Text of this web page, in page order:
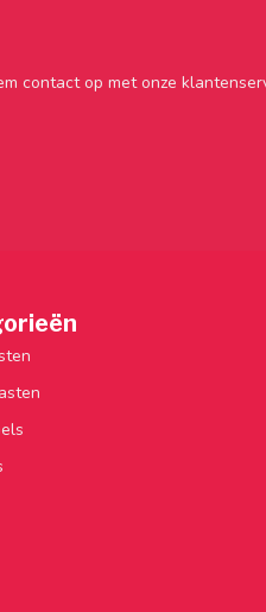
contact op met onze